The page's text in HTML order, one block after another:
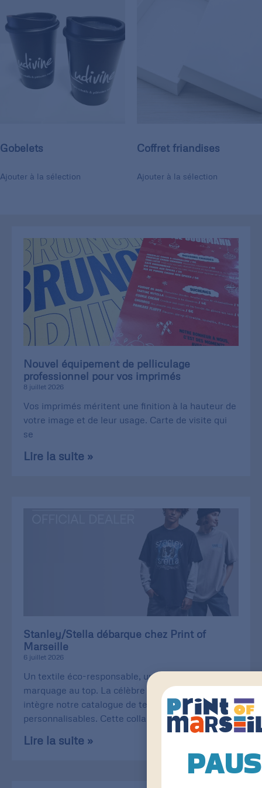
Gobelets
Ajouter à la sélection
Coffret friandises
Ajouter à la sélection
Nouvel équipement de pelliculage
professionnel pour vos imprimés
8 juillet 2026
Vos imprimés méritent une finition à la hauteur de
votre image et de leur usage. Carte de visite qui
se
Lire la suite »
Stanley/Stella débarque chez Print of
Marseille
6 juillet 2026
Un textile éco-responsable, une qualité de
marquage au top. La célèbre Stanley/Stella
intègre notre catalogue de textiles
personnalisables. Cette collaboration
Lire la suite »